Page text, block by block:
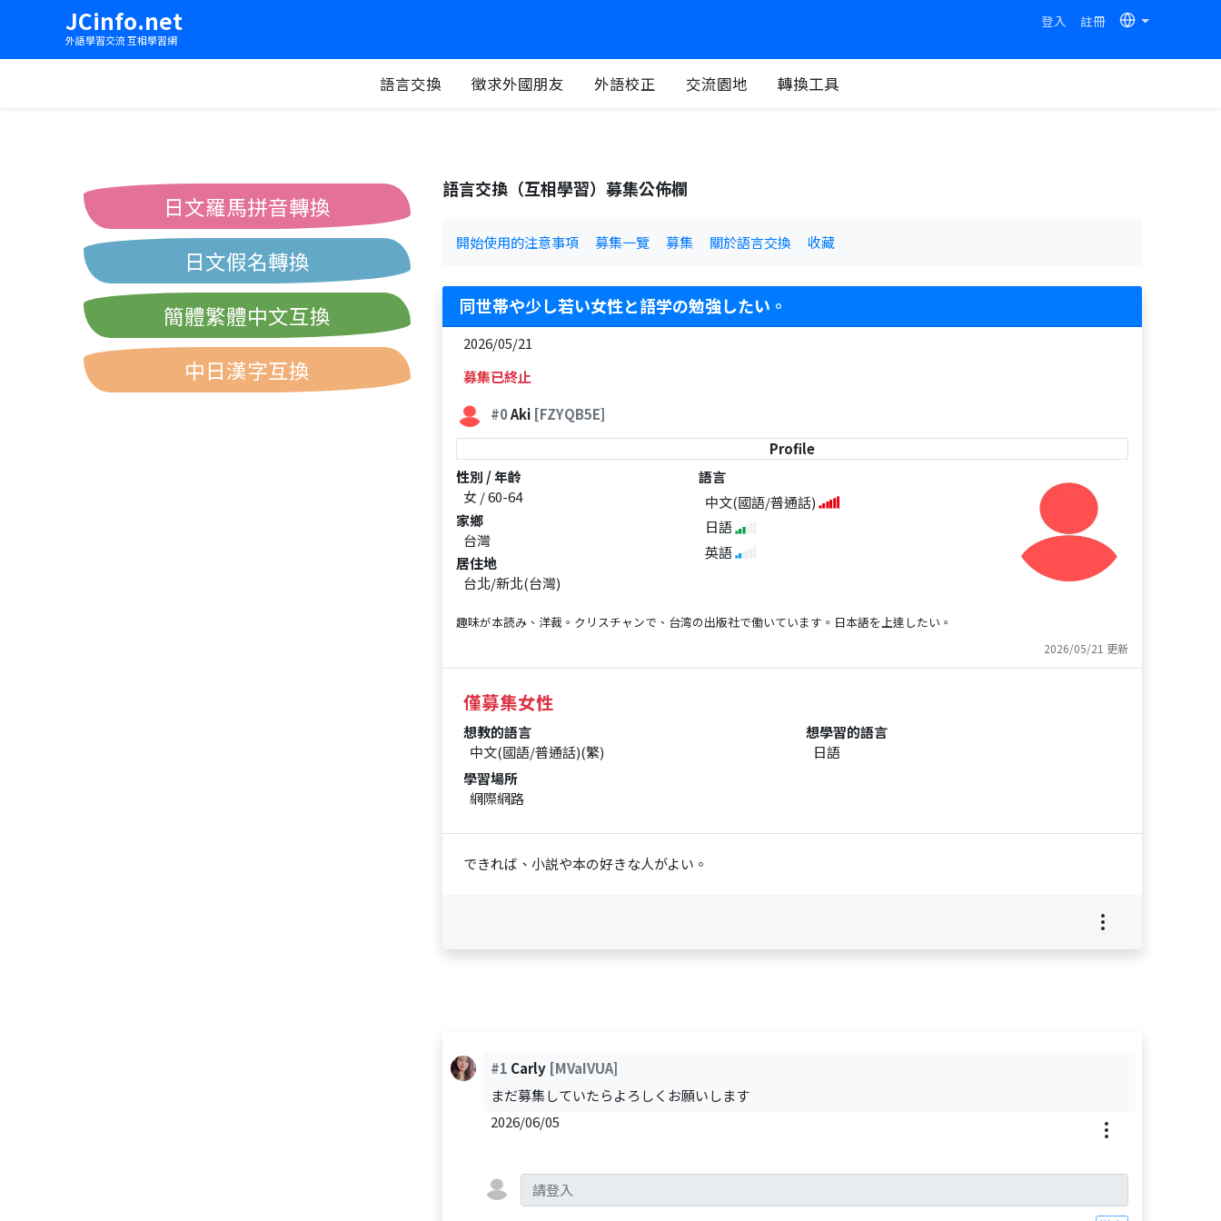
JCinfo.net
外語學習交流 互相學習網
登入 註冊
語言交換 徵求外國朋友 外語校正 交流園地 轉換工具
語言交換（互相學習）募集公佈欄
開始使用的注意事項 募集一覽 募集 關於語言交換 收藏
同世帯や少し若い女性と語学の勉強したい。
2026/05/21
募集已終止
#0Aki [FZYQB5E]
Profile
性別 / 年齡
女 / 60-64
家鄉
台灣
居住地
台北/新北(台灣)
語言
中文(國語/普通話)
日語
英語
趣味が本読み、洋裁。クリスチャンで、台湾の出版社で働いています。日本語を上達したい。
2026/05/21 更新
僅募集女性
想教的語言
中文(國語/普通話)(繁)
想學習的語言
日語
學習場所
網際網路
できれば、小説や本の好きな人がよい。
#1 Carly [MVaIVUA]
まだ募集していたらよろしくお願いします
2026/06/05
日文羅馬拼音轉換
日文假名轉換
簡體繁體中文互換
中日漢字互換